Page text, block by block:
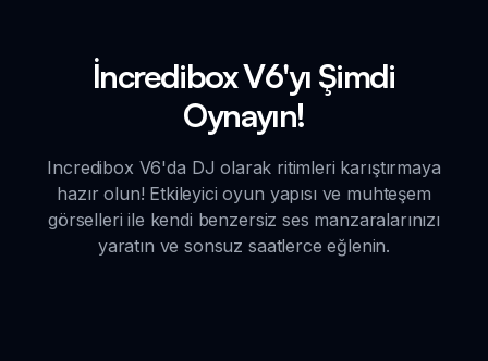
İncredibox V6'yı Şimdi
Oynayın!
Incredibox V6'da DJ olarak ritimleri karıştırmaya
hazır olun! Etkileyici oyun yapısı ve muhteşem
görselleri ile kendi benzersiz ses manzaralarınızı
yaratın ve sonsuz saatlerce eğlenin.